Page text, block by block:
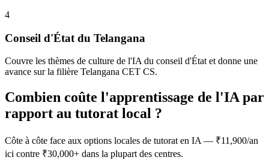
4
Conseil d'État du Telangana
Couvre les thèmes de culture de l'IA du conseil d'État et donne une
avance sur la filière Telangana CET CS.
Combien coûte l'apprentissage de l'IA par
rapport au tutorat local ?
Côte à côte face aux options locales de tutorat en IA — ₹11,900/an
ici contre ₹30,000+ dans la plupart des centres.